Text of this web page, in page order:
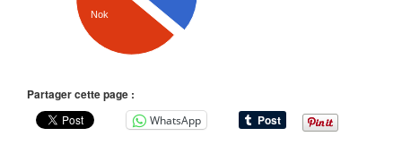
Nok
Partager cette page :
WhatsApp